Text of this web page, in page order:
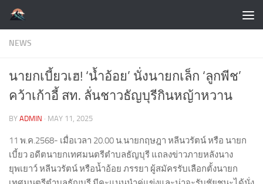
Skip to content
NEWS
นายกเบี้ยวเฮ! ‘น้ำอ้อย’ นั่งนายกเล็ก ‘ลูกพีช’
คว้าเก้าอี้ สท. ลั่นชาวธัญบุรีกินหญ้าหวาน
BY ADMIN · MAY 11, 2025
11 พ.ค.2568- เมื่อเวลา 20.00 น.นายกฤษฎา หลีนวรัตน์ หรือ นายก
เบี้ยว อดีตนายกเทศมนตรีตำบลธัญบุรี แถลงข่าวภายหลังนาง
ยุพเยาว์ หลีนวรัตน์ หรือน้ำอ้อย ภรรยา ผู้สมัครรับเลือกตั้งนายก